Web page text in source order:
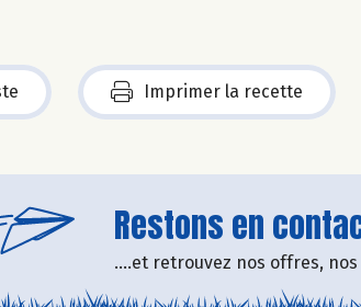
Imprimer la recette
Restons en
....et retrouvez nos offres,